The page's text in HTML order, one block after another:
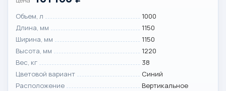
Объем, л
1000
Длина, мм
1150
Ширина, мм
1150
Высота, мм
1220
Вес, кг
38
Цветовой вариант
Синий
Расположение
Вертикальное